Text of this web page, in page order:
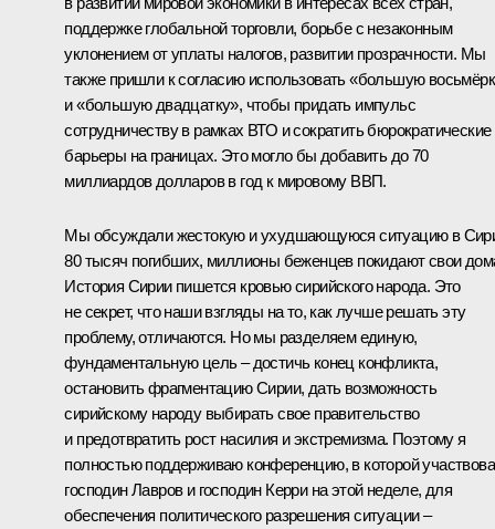
поддержке глобальной торговли, борьбе с незаконным
уклонением от уплаты налогов, развитии прозрачности. Мы
также пришли к согласию использовать «большую
и «большую двадцатку», чтобы придать импульс
сотрудничеству в рамках ВТО и сократить бюрократические
барьеры на границах. Это могло бы добавить до 70
миллиардов долларов в год к мировому ВВП.
Мы обсуждали жестокую и ухудшающуюся ситуацию в
80 тысяч погибших, миллионы беженцев покидают свои
История Сирии пишется кровью сирийского народа. Это
не секрет, что наши взгляды на то, как лучше решать эту
проблему, отличаются. Но мы разделяем единую,
фундаментальную цель – достичь конец конфликта,
остановить фрагментацию Сирии, дать возможность
сирийскому народу выбирать свое правительство
и предотвратить рост насилия и экстремизма. Поэтому я
полностью поддерживаю конференцию, в которой
господин Лавров и господин Керри на этой неделе, для
обеспечения политического разрешения ситуации –